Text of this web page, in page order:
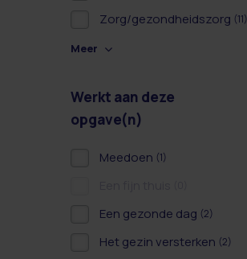
Zorg/gezondheidszorg (11)
Meer
Werkt aan deze
opgave(n)
Meedoen (1)
Een gezonde dag (2)
Het gezin versterken (2)